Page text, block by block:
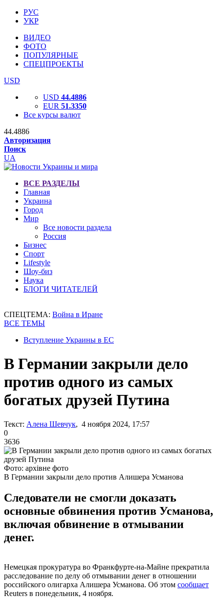
РУС
УКР
ВИДЕО
ФОТО
ПОПУЛЯРНЫЕ
СПЕЦПРОЕКТЫ
USD
USD 44.4886
EUR 51.3350
Все курсы валют
44.4886
Авторизация
Поиск
UA
ВСЕ РАЗДЕЛЫ
Главная
Украина
Город
Мир
Все новости раздела
Россия
Бизнес
Спорт
Lifestyle
Шоу-биз
Наука
БЛОГИ ЧИТАТЕЛЕЙ
СПЕЦТЕМА: Война в Иране
ВСЕ ТЕМЫ
Вступление Украины в ЕС
В Германии закрыли дело
против одного из самых
богатых друзей Путина
Текст: Алена Шевчук, 4 ноября 2024, 17:57
0
3636
Фото: архівне фото
В Германии закрыли дело против Алишера Усманова
Следователи не смогли доказать
основные обвинения против Усманова,
включая обвинение в отмывании
денег.
Немецкая прокуратура во Франкфурте-на-Майне прекратила
расследование по делу об отмывании денег в отношении
российского олигарха Алишера Усманова. Об этом сообщает
Reuters в понедельник, 4 ноября.